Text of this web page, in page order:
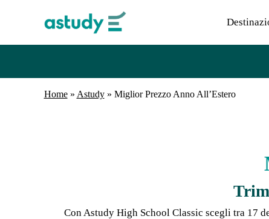
Home» Astudy» Miglior Prezzo Anno All’Estero
Con Astudy High School Classic scegli tra 17